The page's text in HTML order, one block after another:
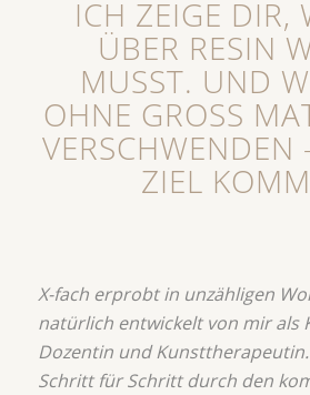
ICH ZEIGE DIR,
ÜBER RESIN
MUSST. UND
OHNE GROSS
ERSCHWENDEN –
IEL
X-fach erprobt in unzähligen
natürlich entwickelt von mir als
Dozentin und
Schritt für Schritt durch den